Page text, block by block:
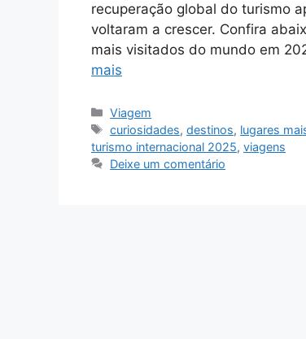
recuperação global do turismo
voltaram a crescer. Confira
mais visitados do mundo em
mais
Categorias
Viagem
Tags
curiosidades,destinos, lugares
turismo internacional 2025, viagens
Deixe um comentário